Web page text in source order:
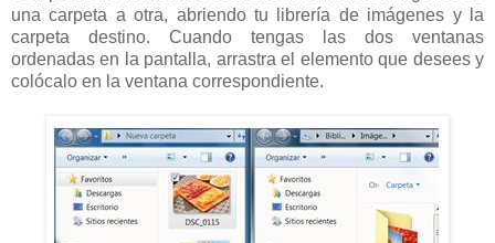
una carpeta a otra, abriendo tu librería de imágenes y la
carpeta destino. Cuando tengas las dos ventanas
ordenadas en la pantalla, arrastra el elemento que desees y
colócalo en la ventana correspondiente.